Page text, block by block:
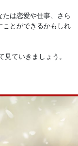
は恋愛や仕事、さら
とができるかもしれ
見ていきましょう。